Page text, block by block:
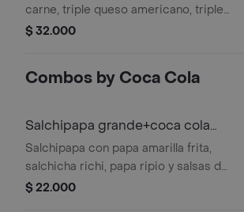
carne, triple queso americano, triple
tocineta, lechuga, tomate fresco,
$ 32.000
Combos by Coca Cola
Salchipapa grande+coca cola
origi 400ml
Salchipapa con papa amarilla frita,
salchicha richi, papa ripio y salsas de
la casa. + gaseosa
$ 22.000